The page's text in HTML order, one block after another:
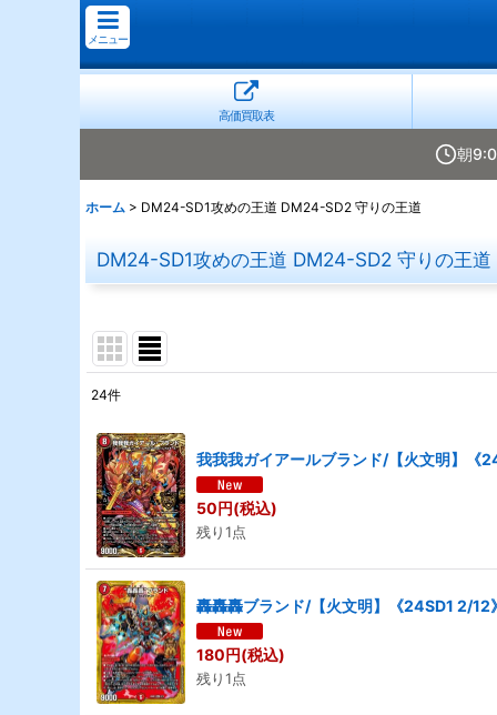
メニュー
高価買取表
朝
ホーム > DM24-SD1攻めの王道 DM24-SD2 守りの王道
DM24-SD1攻めの王道 DM24-SD2 守りの王道
並び順:
24件
我我我ガイアールブランド/【火文明】《
50円(税込)
残り1点
轟轟轟ブランド/【火文明】《24SD1 2/12》
180円(税込)
残り1点